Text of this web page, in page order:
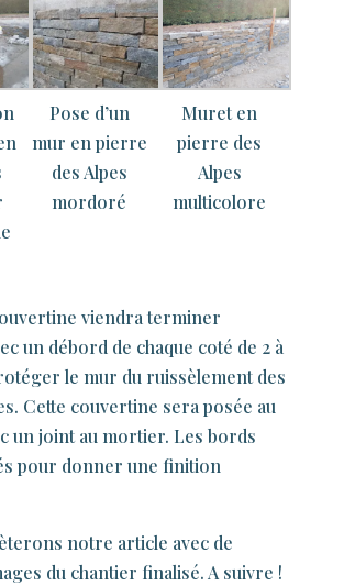
Pose d’un
mur en pierre
des Alpes
mordoré
Muret en
pierre des
Alpes
multicolore
viendra terminer
un débord de chaque coté de 2 à
le mur du ruissèlement des
Cette couvertine sera posée au
un joint au mortier. Les bords
pour donner une finition
notre article avec de
du chantier finalisé. A suivre !